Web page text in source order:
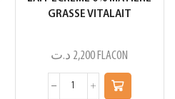
GRASSE VITALAIT
2,200 د.ت FLACON